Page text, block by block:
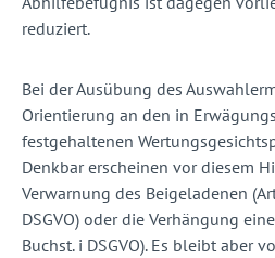
reduziert.
Bei der Ausübung des
Orientierung an den in
festgehaltenen
Denkbar erscheinen vor diesem
Verwarnung des Beigeladenen
DSGVO) oder die Verhängung
Buchst. i DSGVO). Es bleibt aber